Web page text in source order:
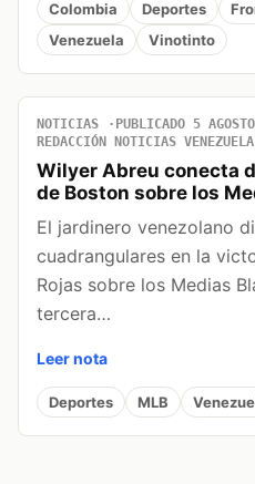
Colombia Deportes
Venezuela
Vinotinto
NOTICIAS PUBLICADO 5
REDACCIÓN NOTICIAS VENEZUELA
Wilyer Abreu conecta
de Boston sobre los
El jardinero venezolano
cuadrangulares en la
Rojas sobre los Medias
tercera…
Leer nota
Deportes MLB